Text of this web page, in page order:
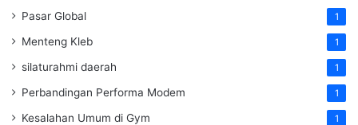
Pasar Global 1
Menteng Kleb 1
silaturahmi daerah 1
Perbandingan Performa Modem 1
Kesalahan Umum di Gym 1